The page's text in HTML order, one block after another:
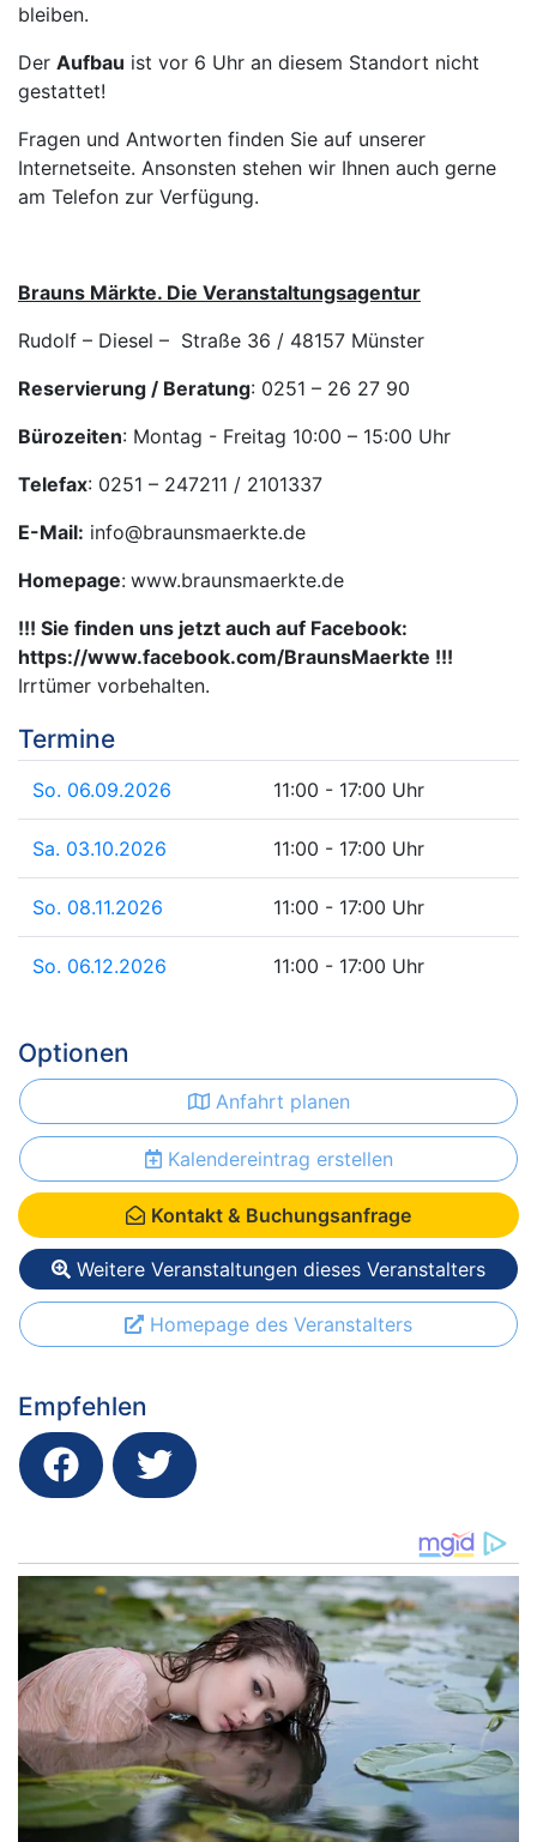
bleiben.
Der Aufbau ist vor 6 Uhr an diesem Standort nicht
gestattet!
Fragen und Antworten finden Sie auf unserer
Internetseite. Ansonsten stehen wir Ihnen auch gerne
am Telefon zur Verfügung.
Brauns Märkte. Die Veranstaltungsagentur
Rudolf – Diesel ­– Straße 36 / 48157 Münster
Reservierung / Beratung: 0251 – 26 27 90
Bürozeiten: Montag - Freitag 10:00 – 15:00 Uhr
Telefax: 0251 – 247211 / 2101337
E-Mail: info@braunsmaerkte.de
Homepage: www.braunsmaerkte.de
!!! Sie finden uns jetzt auch auf Facebook:
https://www.facebook.com/BraunsMaerkte !!!
Irrtümer vorbehalten.
Termine
So. 06.09.2026 11:00 - 17:00 Uhr
Sa. 03.10.2026 11:00 - 17:00 Uhr
So. 08.11.2026 11:00 - 17:00 Uhr
So. 06.12.2026 11:00 - 17:00 Uhr
Optionen
Anfahrt planen
Kalendereintrag erstellen
Kontakt & Buchungsanfrage
Weitere Veranstaltungen dieses Veranstalters
Homepage des Veranstalters
Empfehlen